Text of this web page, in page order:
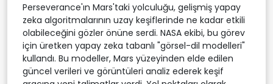
Perseverance'ın Mars'taki yolculuğu, gelişmiş yapay
zeka algoritmalarının uzay keşiflerinde ne kadar etkili
olabileceğini gözler önüne serdi. NASA ekibi, bu görev
için üretken yapay zeka tabanlı "görsel-dil modelleri"
kullandı. Bu modeller, Mars yüzeyinden elde edilen
güncel verileri ve görüntüleri analiz ederek keşif